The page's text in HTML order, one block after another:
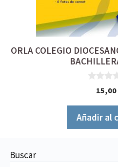
ORLA COLEGIO
15,00
Añadir al
Buscar